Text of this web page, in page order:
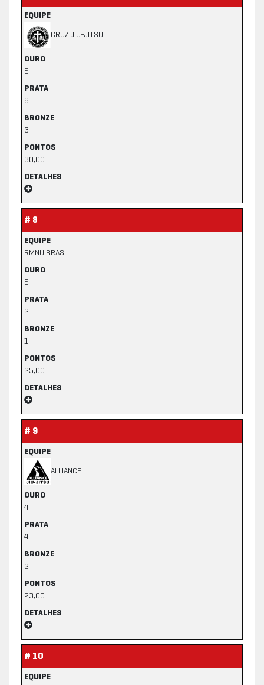
EQUIPE
CRUZ JIU-JITSU
OURO
5
PRATA
6
BRONZE
3
PONTOS
30,00
DETALHES
# 8
EQUIPE
RMNU BRASIL
OURO
5
PRATA
2
BRONZE
1
PONTOS
25,00
DETALHES
# 9
EQUIPE
ALLIANCE
OURO
4
PRATA
4
BRONZE
2
PONTOS
23,00
DETALHES
# 10
EQUIPE